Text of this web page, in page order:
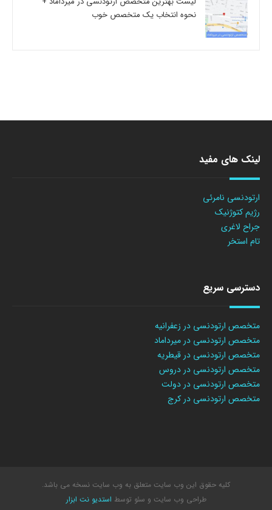
نحوه انتخاب یک متخصص خوب
لینک های مفید
ارتودنسی نامرئی
رژیم کتوژنیک
جراح لاغری
تام استخر
دسترسی سریع
متخصص ارتودنسی در زعفرانیه
متخصص ارتودنسی در میرداماد
متخصص ارتودنسی در قیطریه
متخصص ارتودنسی در دروس
متخصص ارتودنسی در دولت
متخصص ارتودنسی در کرج
کلیه حقوق این وب سایت متعلق به وب سایت نسخه می باشد.
طراحی وب سایت و سئو توسط استدیو نت ابزار